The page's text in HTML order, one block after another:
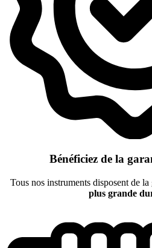
Bénéficiez de la
Tous nos instruments disposent de
plus grande